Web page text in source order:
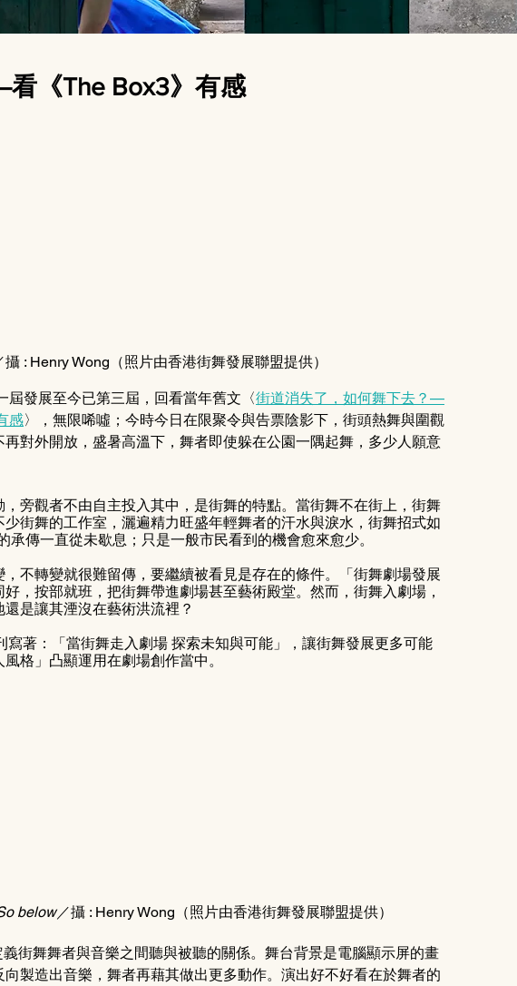
《The Box3》有感
攝 : Henry Wong（照片由香港街舞發展聯盟提供）
屆發展至今已第三屆，回看當年舊文〈街道消失了，如何舞下去？—
感〉，無限唏噓；今時今日在限聚令與告票陰影下，街頭熱舞與圍觀
對外開放，盛暑高溫下，舞者即使躲在公園一隅起舞，多少人願意
旁觀者不由自主投入其中，是街舞的特點。當街舞不在街上，街舞
街舞的工作室，灑遍精力旺盛年輕舞者的汗水與淚水，街舞招式如
傳一直從未歇息；只是一般市民看到的機會愈來愈少。
不轉變就很難留傳，要繼續被看見是存在的條件。「街舞劇場發展
，按部就班，把街舞帶進劇場甚至藝術殿堂。然而，街舞入劇場，
是讓其湮沒在藝術洪流裡？
寫著：「當街舞走入劇場 探索未知與可能」，讓街舞發展更多可能
格」凸顯運用在劇場創作當中。
below／攝 : Henry Wong（照片由香港街舞發展聯盟提供）
街舞舞者與音樂之間聽與被聽的關係。舞台背景是電腦顯示屏的畫
製造出音樂，舞者再藉其做出更多動作。演出好不好看在於舞者的